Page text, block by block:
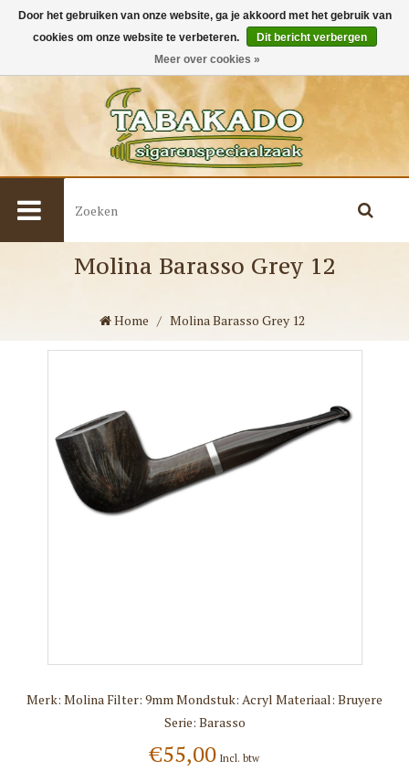
Molina Barasso Grey 12
Home / Molina Barasso Grey 12
Merk: Molina Filter: 9mm Mondstuk: Acryl Materiaal: Bruyere
Serie: Barasso
€55,00 Incl. btw
Door het gebruiken van onze website, ga je akkoord met het gebruik van
cookies om onze website te verbeteren.
Dit bericht verbergen
Meer over cookies »